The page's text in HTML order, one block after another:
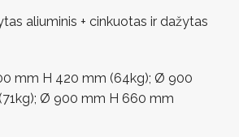
aliuminis + cinkuotas ir dažytas
mm H 420 mm (64kg); Ø 900
Ø 900 mm H 660 mm